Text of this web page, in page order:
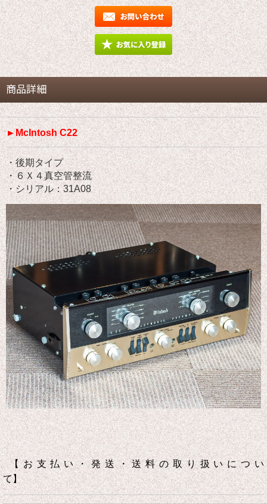
商品詳細
►McIntosh C22
・後期タイプ
・６Ｘ４真空管整流
・シリアル：31A08
【お支払い・発送・送料の取り扱いについ
て】